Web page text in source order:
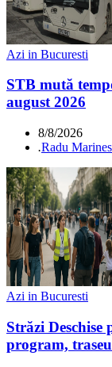
Azi in Bucuresti
STB mută
august 2026
8/8/2026
.Radu
Azi in Bucuresti
Străzi Deschise
program,